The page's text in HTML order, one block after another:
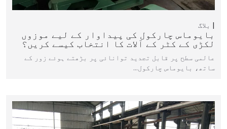
بلاگ
بایوماس چارکول کی پیداوار کے لیے موزوں
لکڑی کے کٹر کے آلات کا انتخاب کیسے کریں؟
عالمی سطح پر قابل تجدید توانائی پر بڑھتے ہوئے زور کے
ساتھ، بایوماس چارکول…